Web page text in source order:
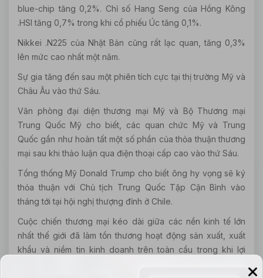
blue-chip tăng 0,2%. Chỉ số Hang Seng của Hồng Kông
.HSI tăng 0,7% trong khi cổ phiếu Úc tăng 0,1%.
Nikkei .N225 của Nhật Bản cũng rất lạc quan, tăng 0,3%
lên mức cao nhất một năm.
Sự gia tăng đến sau một phiên tích cực tại thị trường Mỹ và
Châu Âu vào thứ Sáu.
Văn phòng đại diện thương mại Mỹ và Bộ Thương mại
Trung Quốc Mỹ cho biết, các quan chức Mỹ và Trung
Quốc gần như hoàn tất một số phần của thỏa thuận thương
mại sau khi thảo luận qua điện thoại cấp cao vào thứ Sáu.
Tổng thống Mỹ Donald Trump cho biết ông hy vọng sẽ ký
thỏa thuận với Chủ tịch Trung Quốc Tập Cận Bình vào
tháng tới tại hội nghị thượng đỉnh ở Chile.
Cuộc chiến thương mại kéo dài giữa các nền kinh tế lớn
nhất thế giới đã làm tổn thương hoạt động sản xuất, xuất
khẩu và niềm tin kinh doanh trên toàn cầu trong khi lợi